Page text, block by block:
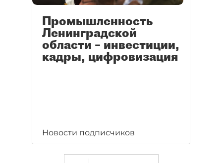
Промышленность
Ленинградской
области – инвестиции,
кадры, цифровизация
Новости подписчиков